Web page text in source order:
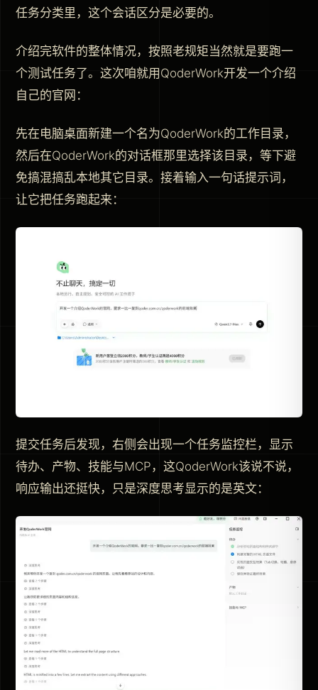
任务分类里，这个会话区分是必要的。
介绍完软件的整体情况，按照老规矩当然就是要跑一
个测试任务了。这次咱就用QoderWork开发一个介绍
自己的官网：
先在电脑桌面新建一个名为QoderWork的工作目录，
然后在QoderWork的对话框那里选择该目录，等下避
免搞混搞乱本地其它目录。接着输入一句话提示词，
让它把任务跑起来：
提交任务后发现，右侧会出现一个任务监控栏，显示
待办、产物、技能与MCP，这QoderWork该说不说，
响应输出还挺快，只是深度思考显示的是英文：